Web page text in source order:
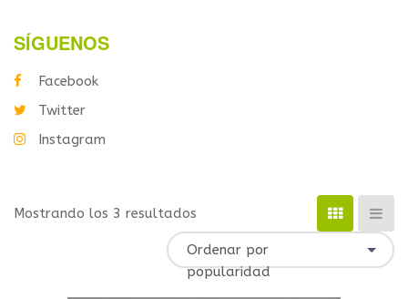
SÍGUENOS
Facebook
Twitter
Instagram
Mostrando los 3 resultados
Ordenar por
popularidad